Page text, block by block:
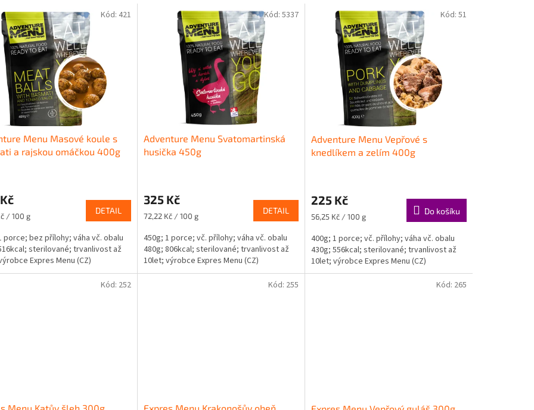
Menu Masové koule s
a rajskou omáčkou 400g
/ 100 g
DETAIL
porce; bez přílohy; váha vč. obalu
sterilované; trvanlivost až
Expres Menu (CZ)
Kód: 421
Adventure Menu Svatomartinská
husička 450g
325 Kč
Měrná
72,22 Kč / 100 g
DETAIL
450g; 1 porce; vč. přílohy; váha vč. obalu
480g; 806kcal; sterilované; trvanlivost až
10let; výrobce Expres Menu (CZ)
Kód: 5337
Adventure Menu Vepřové s
knedlíkem a zelím 400g
225 Kč
Měrná
56,25 Kč / 100 g
Do košíku
400g; 1 porce; vč. přílohy; váha vč. obalu
430g; 556kcal; sterilované; trvanlivost až
10let; výrobce Expres Menu (CZ)
Kód: 51
Kód: 252 Kód: 255 Kód: 265